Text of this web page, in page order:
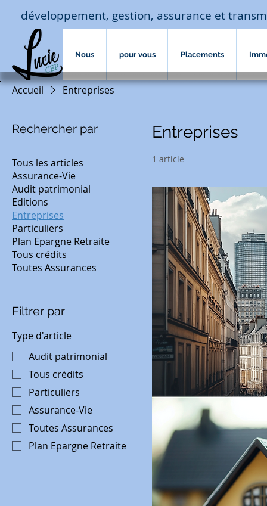
développement, gestion, assurance et
Nous pour vous Placements
Accueil Entreprises
Rechercher par
Tous les articles
Assurance-Vie
Audit patrimonial
Editions
Entreprises
Particuliers
Plan Epargne Retraite
Tous crédits
Toutes Assurances
Filtrer par
Type d'article
Audit patrimonial
Tous crédits
Particuliers
Assurance-Vie
Toutes Assurances
Plan Epargne Retraite
Entreprises
1 article